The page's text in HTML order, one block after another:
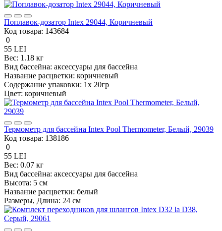
Поплавок-дозатор Intex 29044, Коричневый
Код товара: 143684
0
55 LEI
Вес: 1.18 кг
Вид бассейна: аксессуары для бассейна
Название расцветки: коричневый
Содержание упаковки: 1x 20гр
Цвет: коричневый
Термометр для бассейна Intex Pool Thermometer, Белый, 29039
Код товара: 138186
0
55 LEI
Вес: 0.07 кг
Вид бассейна: аксессуары для бассейна
Высота: 5 см
Название расцветки: белый
Размеры, Длина: 24 см